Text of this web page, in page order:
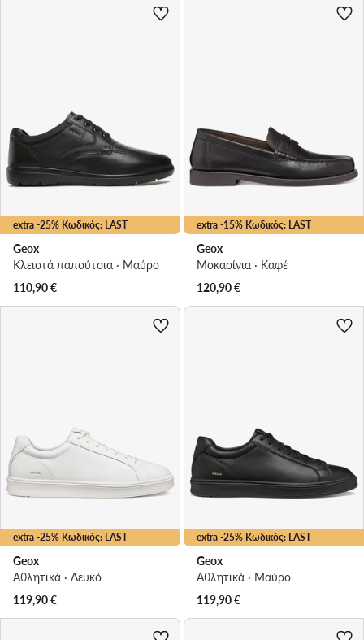
extra -25% Κωδικός: LAST
Geox
Κλειστά παπούτσια · Μαύρο
110,90€
extra -15% Κωδικός: LAST
Geox
Μοκασίνια · Καφέ
120,90€
extra -25% Κωδικός: LAST
Geox
Αθλητικά · Λευκό
119,90€
extra -25% Κωδικός: LAST
Geox
Αθλητικά · Μαύρο
119,90€